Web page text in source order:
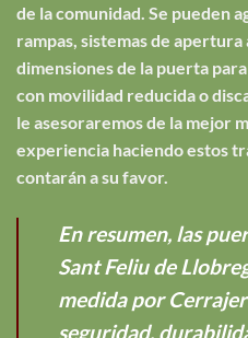
de la comunidad. Se pueden
rampas, sistemas de
dimensiones de la puerta
con movilidad reducida o
le asesoraremos de la mejor
experiencia haciendo estos
contarán a su favor.
En resumen, las
Sant Feliu de
medida por
seguridad,